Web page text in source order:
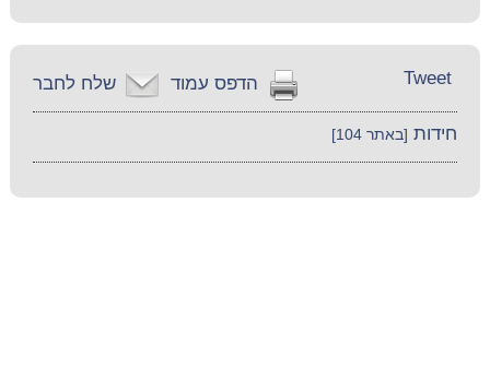
שלח לחבר הדפס עמוד Tweet
חידות [באתר 104]